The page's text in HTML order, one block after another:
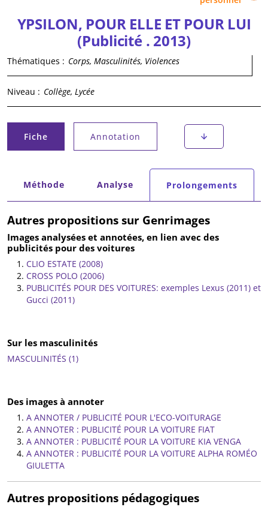
YPSILON, POUR ELLE ET POUR LUI
(Publicité . 2013)
Thématiques : Corps, Masculinités, Violences
Niveau : Collège, Lycée
Onglets principaux
Fiche
(onglet actif) Annotation
Méthode Analyse Prolongements
(onglet actif)
Autres propositions sur Genrimages
Images analysées et annotées, en lien avec des
publicités pour des voitures
CLIO ESTATE (2008)
CROSS POLO (2006)
PUBLICITÉS POUR DES VOITURES: exemples Lexus (2011) et
Gucci (2011)
Sur les masculinités
MASCULINITÉS (1)
Des images à annoter
A ANNOTER / PUBLICITÉ POUR L'ECO-VOITURAGE
A ANNOTER : PUBLICITÉ POUR LA VOITURE FIAT
A ANNOTER : PUBLICITÉ POUR LA VOITURE KIA VENGA
A ANNOTER : PUBLICITÉ POUR LA VOITURE ALPHA ROMÉO
GIULETTA
Autres propositions pédagogiques